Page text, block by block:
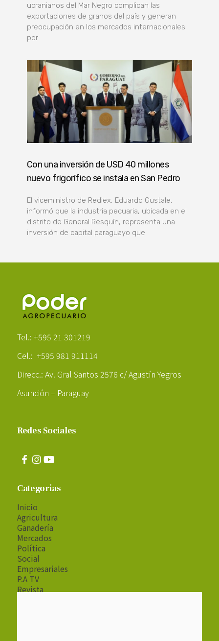
ucranianos del Mar Negro complican las
exportaciones de granos del país y generan
preocupación en los mercados internacionales
por
Con una inversión de USD 40 millones
nuevo frigorífico se instala en San Pedro
El viceministro de Rediex, Eduardo Gustale,
informó que la industria pecuaria, ubicada en el
distrito de General Resquín, representa una
inversión de capital paraguayo que
Tel.: +595 21 301219
Cel.: +595 981 911114
Direcc.: Av. Gral Santos 2576 c/ Agustín Yegros
Asunción – Paraguay
Redes Sociales
Categorías
Inicio
Agricultura
Ganadería
Mercados
Política
Social
Empresariales
P.A TV
Revista